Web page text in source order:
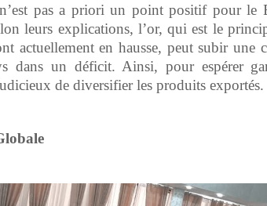
pas a priori un point positif pour le
leurs explications, l’or, qui est le
actuellement en hausse, peut subir une
dans un déficit. Ainsi, pour espérer
de diversifier les produits exportés.